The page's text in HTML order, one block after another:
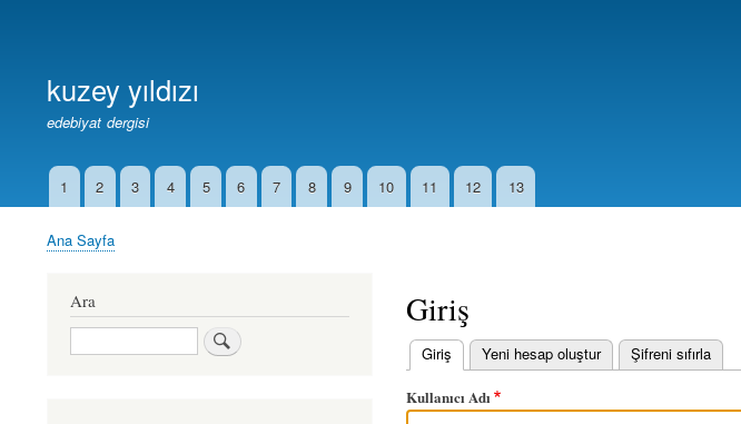
kuzey yıldızı
edebiyat dergisi
İkincil1 2 3 4 5 6 7 8 9 10 11 12 13
Sayfa
Ana Sayfa
Giriş
Birincil
sekmeler
Giriş (etkin sekme)
Yeni hesap oluştur Şifreni sıfırla
Kullanıcı Adı
Ara
Ara